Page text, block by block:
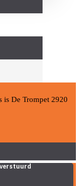
is De Trompet 2920